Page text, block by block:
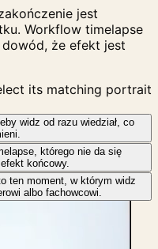
jest
Workflow timelapse
dowód, że efekt jest
its matching portrait
widz od razu wiedział, co
którego nie da się
końcowy.
ten moment, w którym widz
albo fachowcowi.